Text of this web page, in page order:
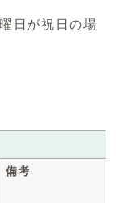
日が祝日の場
備考